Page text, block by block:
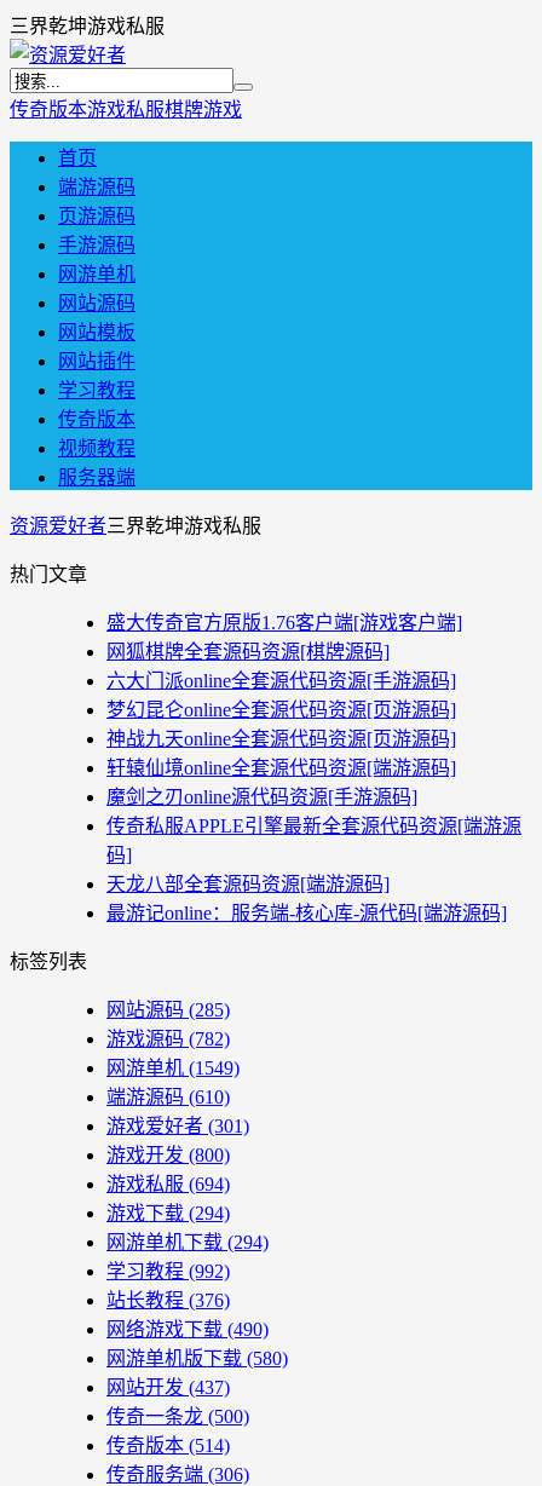
三界乾坤游戏私服
传奇版本游戏私服棋牌游戏
首页
端游源码
页游源码
手游源码
网游单机
网站源码
网站模板
网站插件
学习教程
传奇版本
视频教程
服务器端
资源爱好者三界乾坤游戏私服
热门文章
盛大传奇官方原版1.76客户端[游戏客户端]
网狐棋牌全套源码资源[棋牌源码]
六大门派online全套源代码资源[手游源码]
梦幻昆仑online全套源代码资源[页游源码]
神战九天online全套源代码资源[页游源码]
轩辕仙境online全套源代码资源[端游源码]
魔剑之刃online源代码资源[手游源码]
传奇私服APPLE引擎最新全套源代码资源[端游源
码]
天龙八部全套源码资源[端游源码]
最游记online：服务端-核心库-源代码[端游源码]
标签列表
网站源码 (285)
游戏源码 (782)
网游单机 (1549)
端游源码 (610)
游戏爱好者 (301)
游戏开发 (800)
游戏私服 (694)
游戏下载 (294)
网游单机下载 (294)
学习教程 (992)
站长教程 (376)
网络游戏下载 (490)
网游单机版下载 (580)
网站开发 (437)
传奇一条龙 (500)
传奇版本 (514)
传奇服务端 (306)